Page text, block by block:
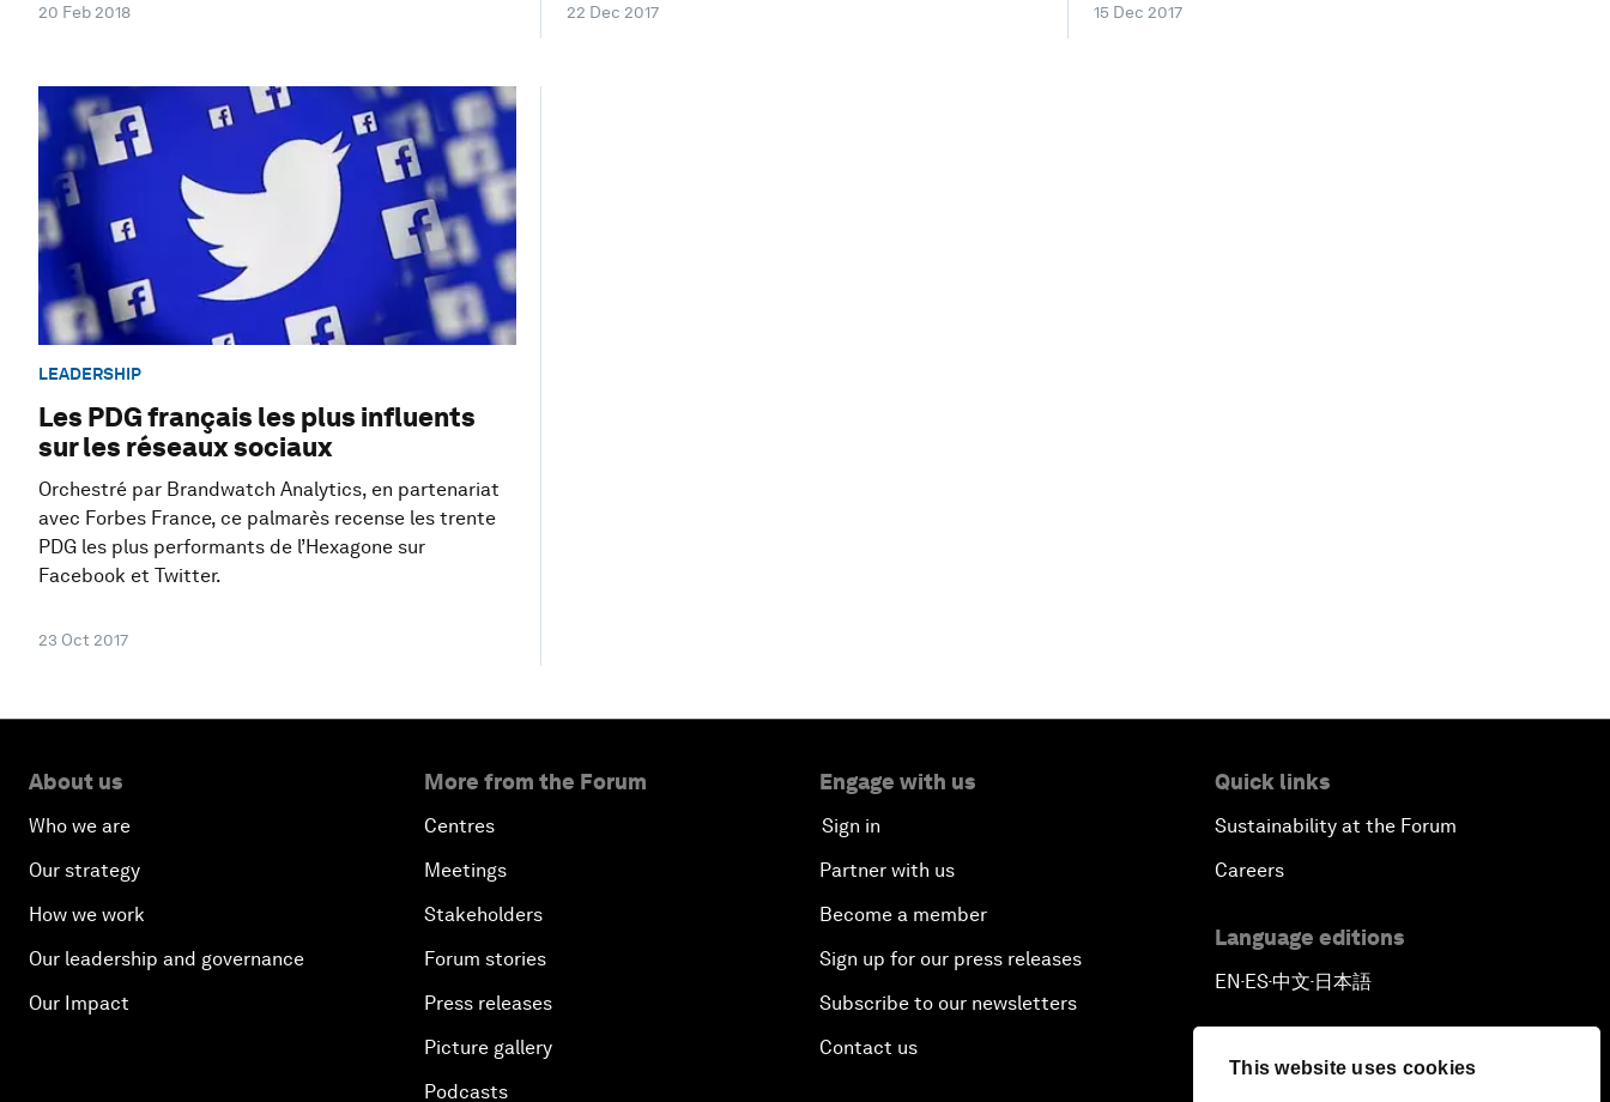
This website uses cookies
20 Feb 2018 22 Dec 2017 15 Dec 2017
LEADERSHIP
Les PDG français les plus influents
sur les réseaux sociaux
Orchestré par Brandwatch Analytics, en partenariat
avec Forbes France, ce palmarès recense les trente
PDG les plus performants de l’Hexagone sur
Facebook et Twitter.
23 Oct 2017
About us
Who we are
Our strategy
How we work
Our leadership and governance
Our Impact
More from the Forum
Centres
Meetings
Stakeholders
Forum stories
Press releases
Picture gallery
Podcasts
Engage with us
Sign in
Partner with us
Become a member
Sign up for our press releases
Subscribe to our newsletters
Contact us
Quick links
Sustainability at the Forum
Careers
Language editions
EN▪ES▪中文▪ 日本語